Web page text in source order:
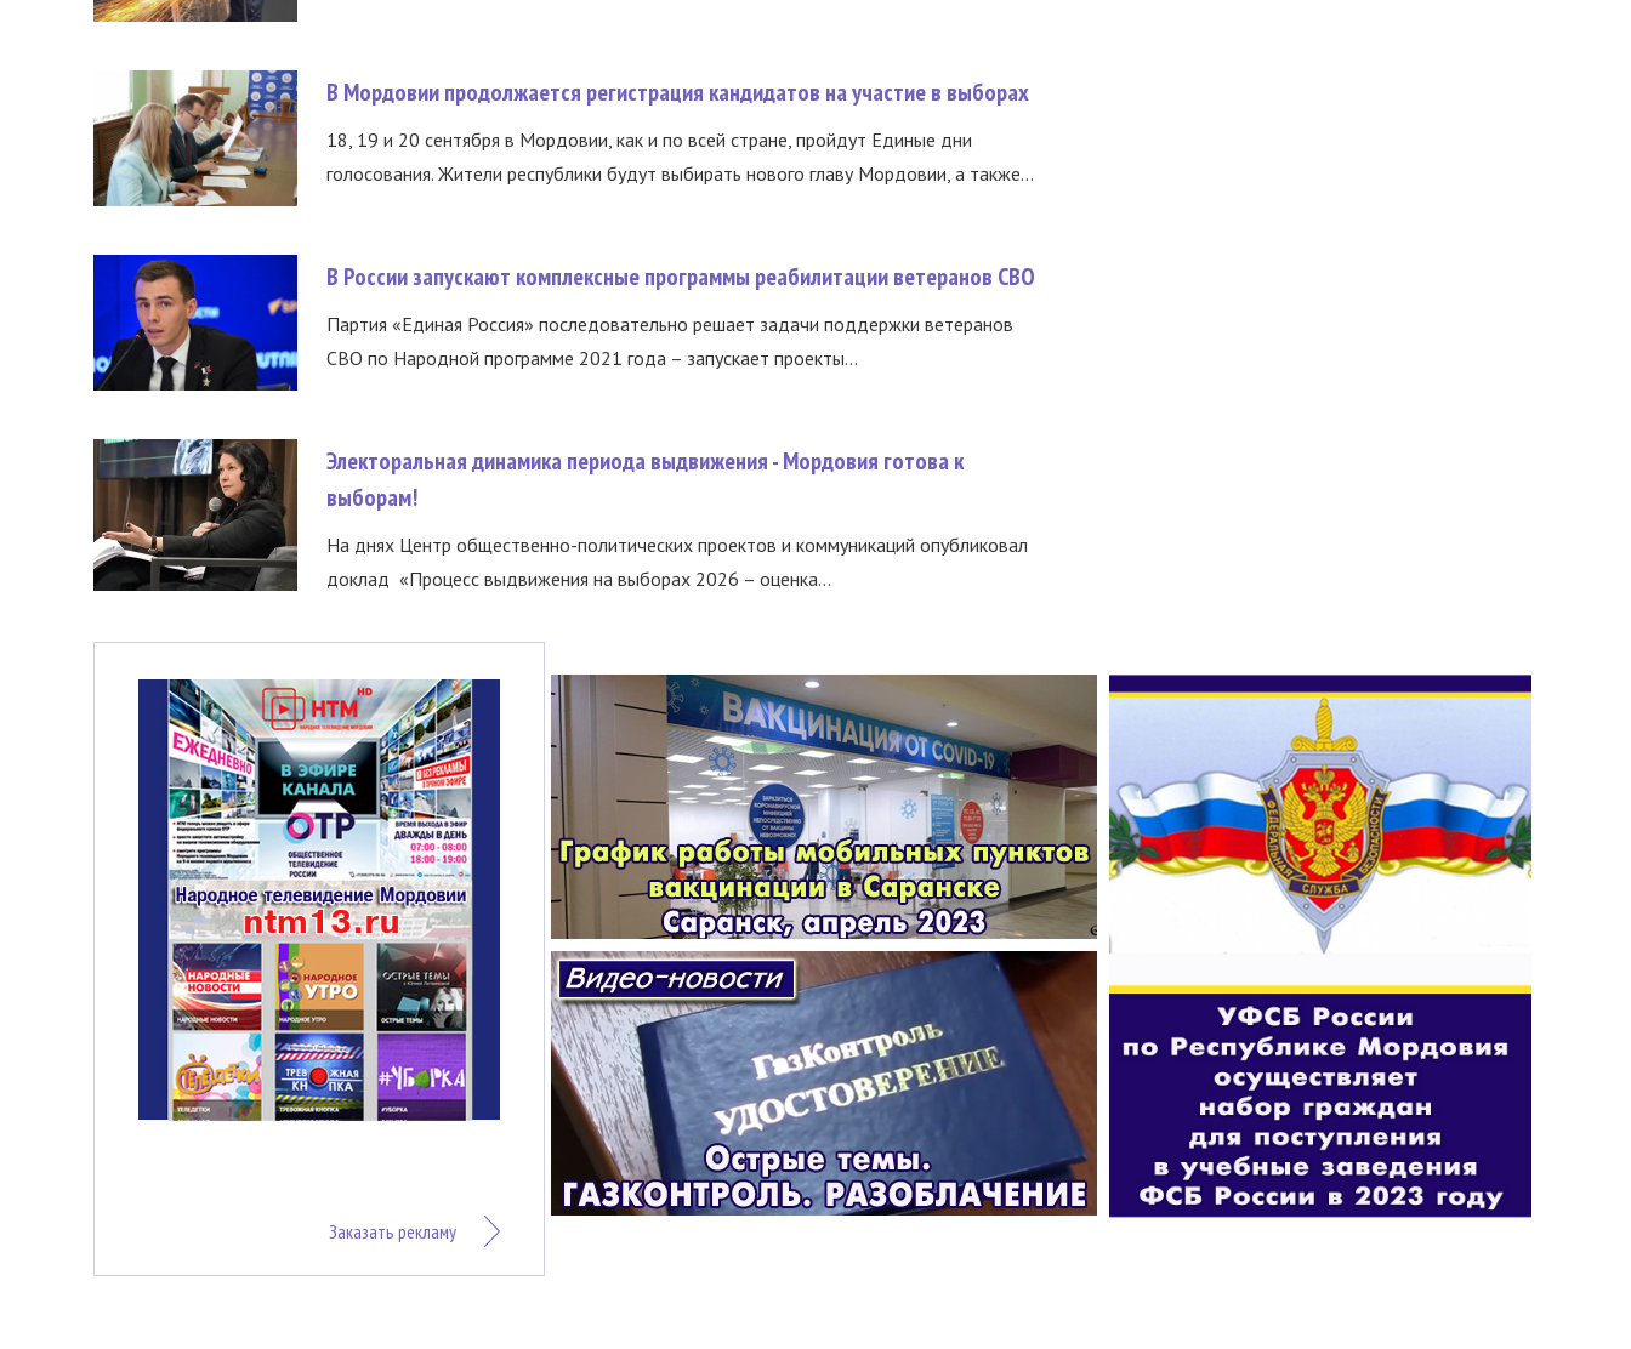
В Мордовии продолжается регистрация кандидатов на участие в выборах
18, 19 и 20 сентября в Мордовии, как и по всей стране, пройдут Единые дни
голосования. Жители республики будут выбирать нового главу Мордовии, а также...
В России запускают комплексные программы реабилитации ветеранов СВО
Партия «Единая Россия» последовательно решает задачи поддержки ветеранов
СВО по Народной программе 2021 года – запускает проекты...
Электоральная динамика периода выдвижения - Мордовия готова к
выборам!
На днях Центр общественно-политических проектов и коммуникаций опубликовал
доклад «Процесс выдвижения на выборах 2026 – оценка...
Заказать рекламу